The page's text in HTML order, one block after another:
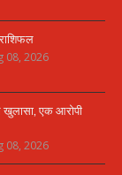
08, 2026
एक आरोपी
08, 2026